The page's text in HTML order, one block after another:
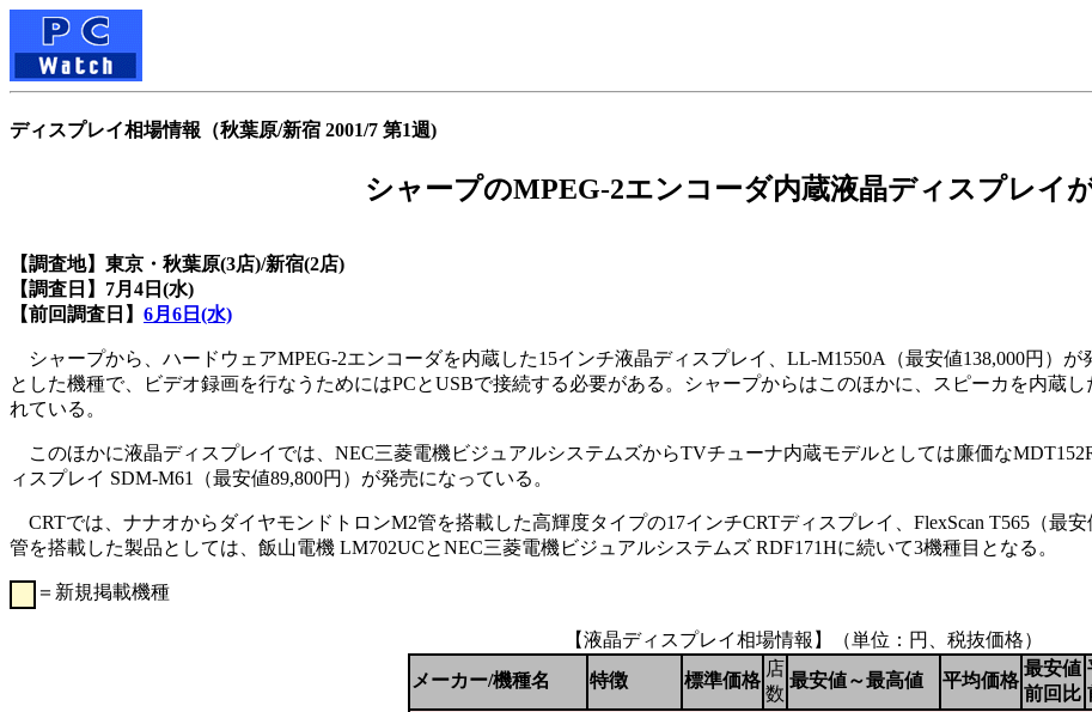
ディスプレイ相場情報（秋葉原/新宿 2001/7 第1週)
シャープのMPEG-2エンコーダ内蔵液晶ディスプレイ
【調査地】東京・秋葉原(3店)/新宿(2店)
【調査日】7月4日(水)
【前回調査日】 6月6日(水)
シャープから、ハードウェアMPEG-2エンコーダを内蔵した15インチ液晶ディスプレイ、LL-M1550A（最安値138,000円）
とした機種で、ビデオ録画を行なうためにはPCとUSBで接続する必要がある。シャープからはこのほかに、スピーカを内蔵
れている。
このほかに液晶ディスプレイでは、NEC三菱電機ビジュアルシステムズからTVチューナ内蔵モデルとしては廉価な
ィスプレイ SDM-M61（最安値89,800円）が発売になっている。
CRTでは、ナナオからダイヤモンドトロンM2管を搭載した高輝度タイプの17インチCRTディスプレイ、FlexScan T565（最
管を搭載した製品としては、飯山電機 LM702UCとNEC三菱電機ビジュアルシステムズ RDF171Hに続いて3機種目となる。
＝新規掲載機種
【液晶ディスプレイ相場情報】（単位：円、税抜価格）
メーカー/機種名
特徴 標準価格
店
数
最安値～最高値 平均価格
最安値
前回比